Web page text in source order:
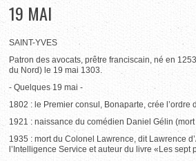
19 MAI
SAINT-YVES
Patron des avocats, prêtre franciscain, né en
du Nord) le 19 mai 1303.
- Quelques 19 mai -
1802 : le Premier consul, Bonaparte, crée l’ordre
1921 : naissance du comédien Daniel Gélin
1935 : mort du Colonel Lawrence, dit Lawrence
l’Intelligence Service et auteur du livre «Les sept